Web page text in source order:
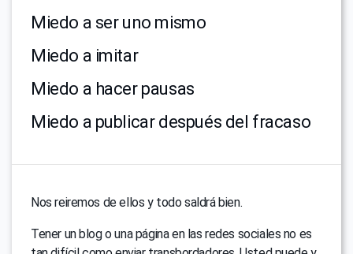
Miedo a ser uno mismo
Miedo a imitar
Miedo a hacer pausas
Miedo a publicar después del fracaso
Nos reiremos de ellos y todo saldrá bien.
Tener un blog o una página en las redes sociales no es